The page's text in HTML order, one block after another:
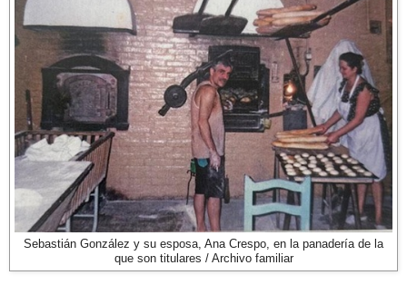
Sebastián González y su esposa, Ana Crespo, en la panadería de la
que son titulares / Archivo familiar